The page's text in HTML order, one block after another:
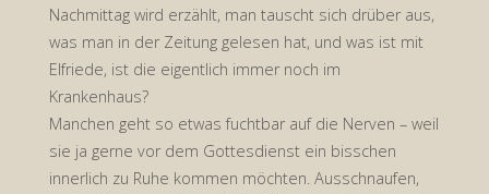
Nachmittag wird erzählt, man tauscht sich drüber aus,
was man in der Zeitung gelesen hat, und was ist mit
Elfriede, ist die eigentlich immer noch im
Krankenhaus?
Manchen geht so etwas fuchtbar auf die Nerven – weil
sie ja gerne vor dem Gottesdienst ein bisschen
innerlich zu Ruhe kommen möchten. Ausschnaufen,